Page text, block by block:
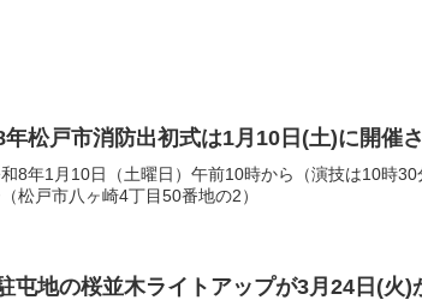
年松戸市消防出初式は1月10日(土)に開催
8年1月10日（土曜日）午前10時から（演技は10時
松戸市八ヶ崎4丁目50番地の2）
屯地の桜並木ライトアップが3月24日(火)